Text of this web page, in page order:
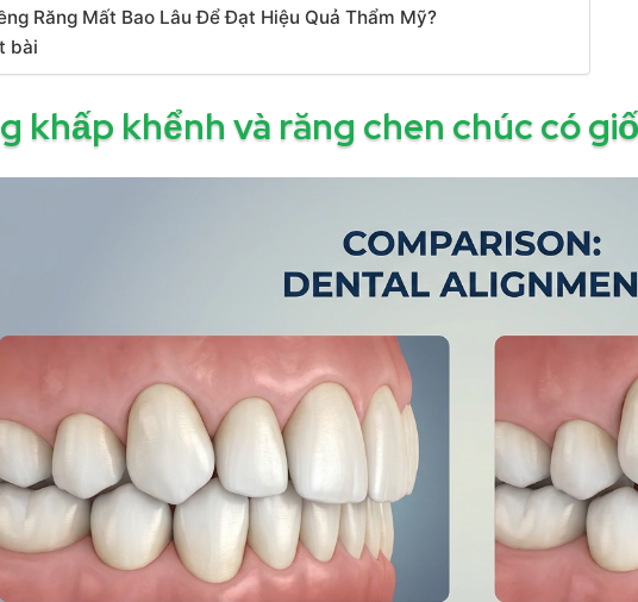
Răng Mất Bao Lâu Để Đạt Hiệu Quả Thẩm Mỹ?
bài
khấp khểnh và răng chen chúc có